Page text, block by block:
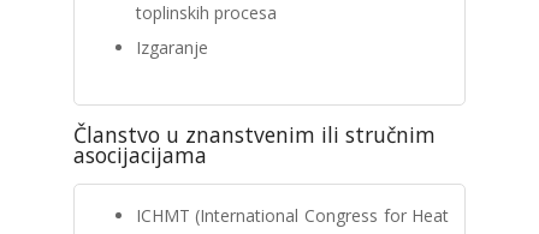
toplinskih procesa
Izgaranje
Članstvo u znanstvenim ili stručnim
asocijacijama
ICHMT (International Congress for Heat